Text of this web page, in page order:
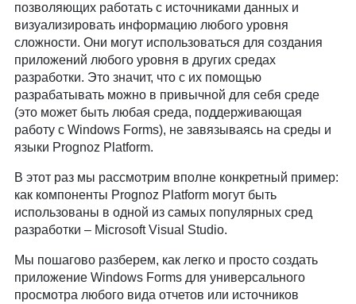
позволяющих работать с источниками данных и
визуализировать информацию любого уровня
сложности. Они могут использоваться для создания
приложений любого уровня в других средах
разработки. Это значит, что с их помощью
разрабатывать можно в привычной для себя среде
(это может быть любая среда, поддерживающая
работу с Windows Forms), не завязываясь на среды и
языки Prognoz Platform.
В этот раз мы рассмотрим вполне конкретный пример:
как компоненты Prognoz Platform могут быть
использованы в одной из самых популярных сред
разработки – Microsoft Visual Studio.
Мы пошагово разберем, как легко и просто создать
приложение Windows Forms для универсального
просмотра любого вида отчетов или источников